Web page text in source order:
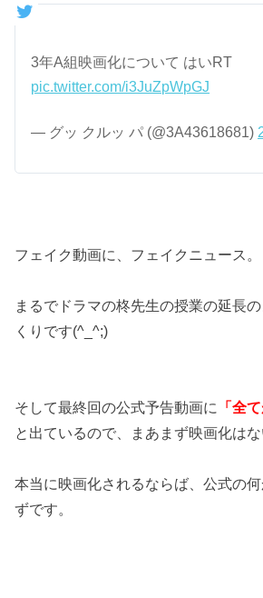
3年A組映画化について はいRT
pic.twitter.com/i3JuZpWpGJ
— グッ クルッ パ (@3A43618681)
フェイク動画に、フェイクニュース。
まるでドラマの柊先生の授業の延長
くりです(^_^;)
そして最終回の公式予告動画に
「全
と出ているので、まあまず映画化はな
本当に映画化されるならば、公式の
ずです。